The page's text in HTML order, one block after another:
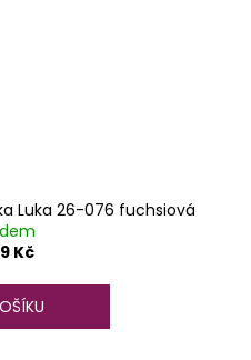
Luka 26-076 fuchsiová
Kč